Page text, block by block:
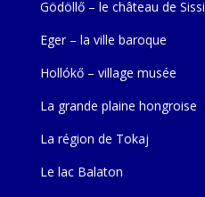
Gödöllő – le château de Sissi
Eger – la ville baroque
Hollókő – village musée
La grande plaine hongroise
La région de Tokaj
Le lac Balaton